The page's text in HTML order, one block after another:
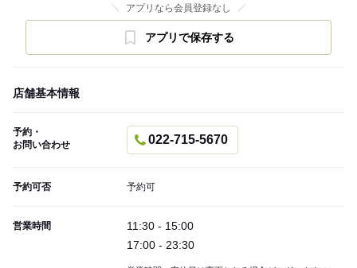
アプリなら会員登録なし
アプリで保存する
店舗基本情報
予約・
お問い合わせ
022-715-5670
予約可否 予約可
営業時間
11:30 - 15:00
17:00 - 23:30